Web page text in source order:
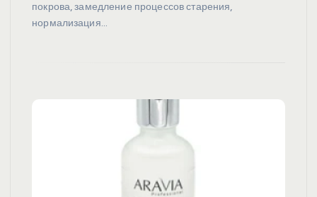
покрова, замедление процессов старения,
нормализация…